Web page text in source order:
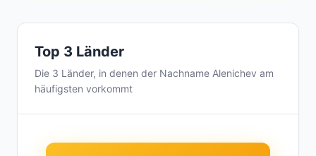
Top 3 Länder
Die 3 Länder, in denen der Nachname Alenichev am
häufigsten vorkommt